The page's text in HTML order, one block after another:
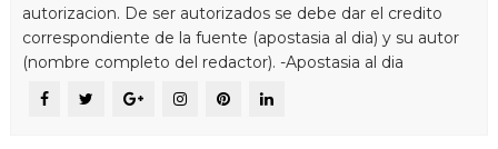
autorizacion. De ser autorizados se debe dar el credito
correspondiente de la fuente (apostasia al dia) y su autor
(nombre completo del redactor). -Apostasia al dia